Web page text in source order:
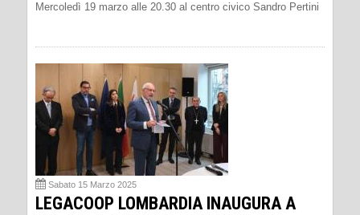
Mercoledì 19 marzo alle 20.30 al centro civico Sandro Pertini
Sabato 15 Marzo 2025
LEGACOOP LOMBARDIA INAUGURA A